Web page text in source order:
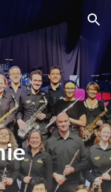
Skip to navigation